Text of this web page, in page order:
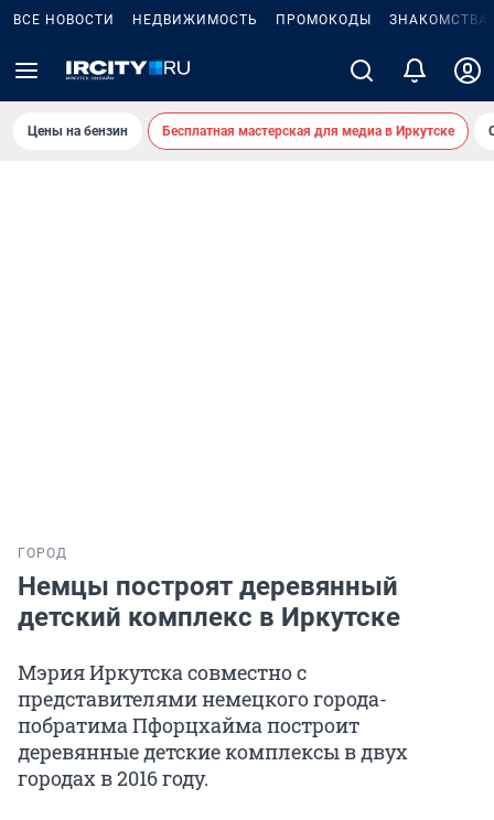
ВСЕ НОВОСТИ НЕДВИЖИМОСТЬ ПРОМОКОДЫ ЗНАКОМСТВА
Цены на бензин Бесплатная мастерская для медиа в Иркутске
ГОРОД
Немцы построят деревянный
детский комплекс в Иркутске
Мэрия Иркутска совместно с
представителями немецкого города-
побратима Пфорцхайма построит
деревянные детские комплексы в двух
городах в 2016 году.